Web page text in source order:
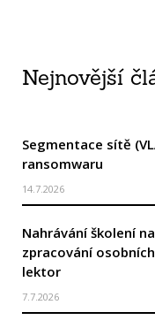
Nejnovější
Segmentace sítě
ransomwaru
14.7.2026
Nahrávání školení
zpracování
lektor
7.7.2026